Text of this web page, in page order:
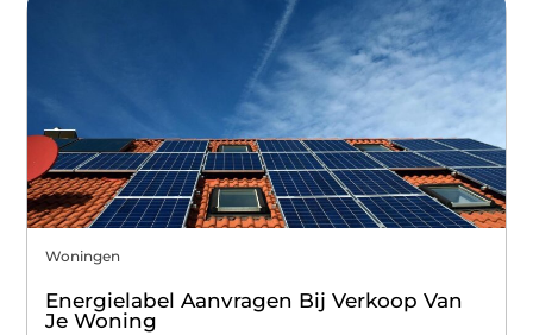
Woningen
Energielabel Aanvragen Bij Verkoop Van
Je Woning